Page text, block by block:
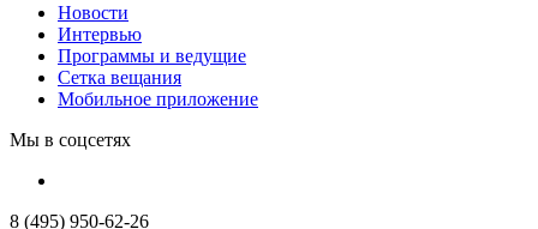
Новости
Интервью
Программы и ведущие
Сетка вещания
Мобильное приложение
Мы в соцсетях
8 (495) 950-62-26